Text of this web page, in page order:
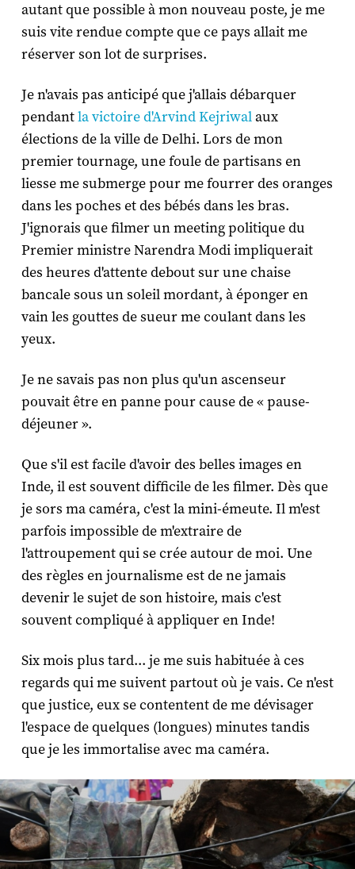
autant que possible à mon nouveau poste, je me
suis vite rendue compte que ce pays allait me
réserver son lot de surprises.
Je n'avais pas anticipé que j'allais débarquer
pendantla victoire d'Arvind Kejriwalaux
élections de la ville de Delhi. Lors de mon
premier tournage, une foule de partisans en
liesse me submerge pour me fourrer des oranges
dans les poches et des bébés dans les bras.
J'ignorais que filmer un meeting politique du
Premier ministre Narendra Modi impliquerait
des heures d'attente debout sur une chaise
bancale sous un soleil mordant, à éponger en
vain les gouttes de sueur me coulant dans les
yeux.
Je ne savais pas non plus qu'un ascenseur
pouvait être en panne pour cause de « pause-
déjeuner ».
Que s'il est facile d'avoir des belles images en
Inde, il est souvent difficile de les filmer. Dès que
je sors ma caméra, c'est la mini-émeute. Il m'est
parfois impossible de m'extraire de
l'attroupement qui se crée autour de moi. Une
des règles en journalisme est de ne jamais
devenir le sujet de son histoire, mais c'est
souvent compliqué à appliquer en Inde!
Six mois plus tard... je me suis habituée à ces
regards qui me suivent partout où je vais. Ce n'est
que justice, eux se contentent de me dévisager
l'espace de quelques (longues) minutes tandis
que je les immortalise avec ma caméra.